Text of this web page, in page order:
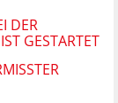
DER
GESTARTET